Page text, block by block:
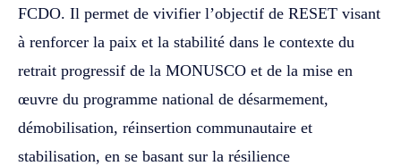
FCDO. Il permet de vivifier l’objectif de RESET visant
à renforcer la paix et la stabilité dans le contexte du
retrait progressif de la MONUSCO et de la mise en
œuvre du programme national de désarmement,
démobilisation, réinsertion communautaire et
stabilisation, en se basant sur la résilience